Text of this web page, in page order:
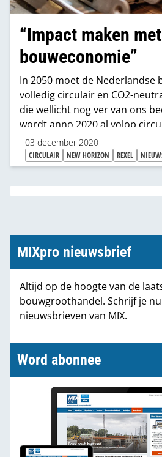
“Impact maken
bouweconomie”
In 2050 moet de Nederlandse
volledig circulair en CO2-
die wellicht nog ver van ons
wordt anno 2020 al volop
door ‘grote namen’ in de
Horizon is daarvan een
Samen met enkele
Rexel, Stiho en Rensa en
brengt New Horizon inmiddels
03 december 2020
CIRCULAIR NEW HORIZON REXEL
MIXpro nieuwsbrief
Altijd op de hoogte van de
bouwgroothandel. Schrijf je
nieuwsbrieven van MIX.
Word abonnee